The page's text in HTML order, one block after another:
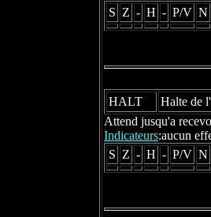
S Z - H - P/V N
HALT
Halte de
Attend jusqu'a
Indicateurs:aucun
S Z - H - P/V N